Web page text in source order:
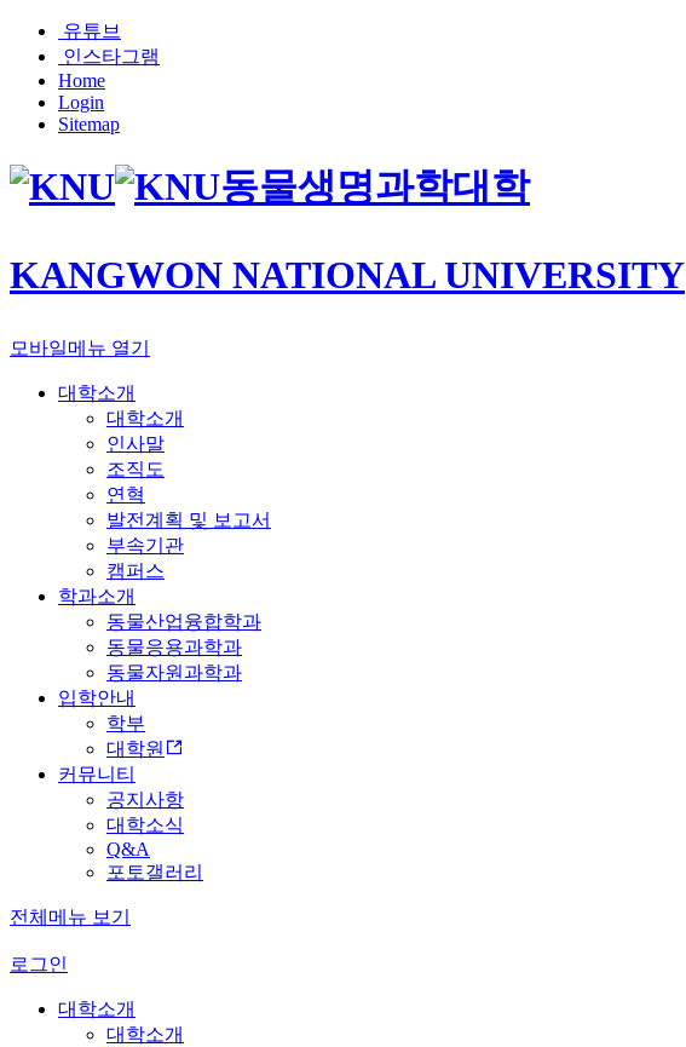
유튜브
인스타그램
Home
Login
Sitemap
동물생명과학대학
KANGWON NATIONAL UNIVERSITY
모바일메뉴 열기
대학소개
대학소개
인사말
조직도
연혁
발전계획 및 보고서
부속기관
캠퍼스
학과소개
동물산업융합학과
동물응용과학과
동물자원과학과
입학안내
학부
대학원
커뮤니티
공지사항
대학소식
Q&A
포토갤러리
전체메뉴 보기
로그인
대학소개
대학소개